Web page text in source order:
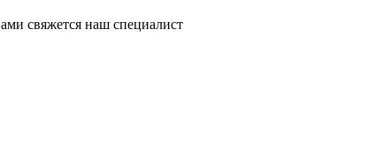
свяжется наш специалист